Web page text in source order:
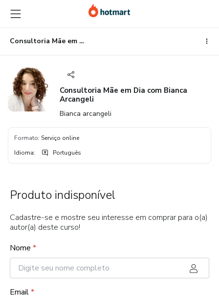
para
o
conteúdo
principal
para
o
pagamento
para
o
rodapé
Consultoria Mãe em Dia com Bianca Arcangeli
Consultoria Mãe em Dia com Bianca
Arcangeli
Bianca arcangeli
Formato: Serviço online
Idioma: Português
Produto indisponível
Cadastre-se e mostre seu interesse em comprar para o(a)
autor(a) deste curso!
Nome *
Email*